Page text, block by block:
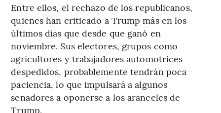
Entre ellos, el rechazo de los republicanos,
quienes han criticado a Trump más en los
últimos días que desde que ganó en
noviembre. Sus electores, grupos como
agricultores y trabajadores automotrices
despedidos, probablemente tendrán poca
paciencia, lo que impulsará a algunos
senadores a oponerse a los aranceles de
Trump.